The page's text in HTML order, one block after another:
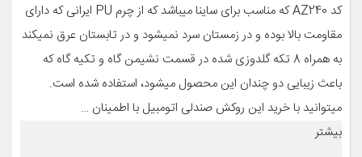
کد AZ240 که مناسب برای ساینا میباشد که از چرم PU ایرانی که دارای
مقاومت بالا بوده و در زمستان سرد نمیشود و در تابستان عرق نمیکند
به همراه 8 تکه گلدوزی شده در قسمت نشیمن گاه و تکیه گاه که
باعث زیبایی دو چندان این محصول میشود، استفاده شده است.
میتوانید با خرید این روکش صندلی اتومبیل با اطمینان …
بیشتر